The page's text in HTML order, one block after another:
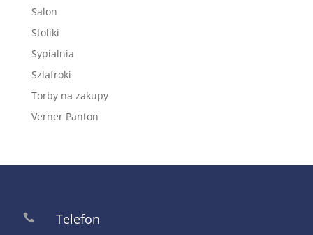
Salon
Stoliki
Sypialnia
Szlafroki
Torby na zakupy
Verner Panton
 Telefon